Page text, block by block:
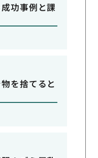
功事例と課
を捨てると